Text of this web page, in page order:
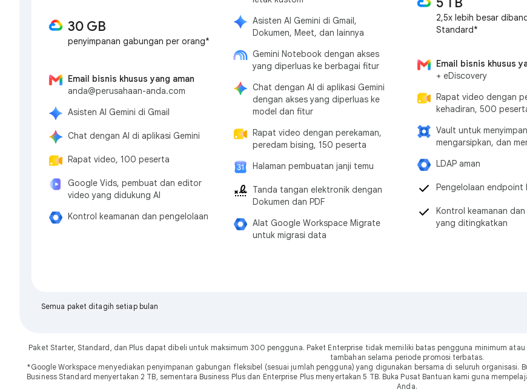
30 GB
penyimpanan gabungan per orang*
Email bisnis khusus yang aman
anda@perusahaan-anda.com
Asisten AI Gemini di Gmail
Chat dengan AI di aplikasi Gemini
Rapat video, 100 peserta
Google Vids, pembuat dan editor
video yang didukung AI
Kontrol keamanan dan pengelolaan
Asisten AI Gemini di Gmail,
Dokumen, Meet, dan lainnya
Gemini Notebook dengan akses
yang diperluas ke berbagai fitur
Chat dengan AI di aplikasi Gemini
dengan akses yang diperluas ke
model dan fitur
Rapat video dengan perekaman,
peredam bising, 150 peserta
Halaman pembuatan janji temu
Tanda tangan elektronik dengan
Dokumen dan PDF
Alat Google Workspace Migrate
untuk migrasi data
2,5x lebih besar
Standard*
Email bisnis khusus
+ eDiscovery
Rapat video dengan
kehadiran, 500
Vault untuk
mengarsipkan, dan
LDAP aman
Pengelolaan endpoint
Kontrol keamanan
yang ditingkatkan
Semua paket ditagih setiap bulan
Paket Starter, Standard, dan Plus dapat dibeli untuk maksimum 300 pengguna. Paket Enterprise tidak memiliki batas pengguna minimum
tambahan selama periode promosi terbatas.
*Google Workspace menyediakan penyimpanan gabungan fleksibel (sesuai jumlah pengguna) yang digunakan bersama di seluruh organisasi.
Business Standard menyertakan 2 TB, sementara Business Plus dan Enterprise Plus menyertakan 5 TB. Buka Pusat Bantuan kami guna
Anda.